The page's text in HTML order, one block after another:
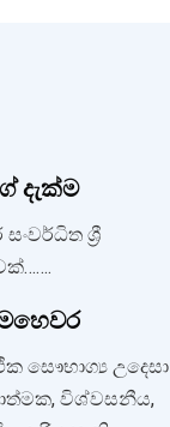
දැක්ම
ශ්‍රී
සෞභාග්‍ය උදෙසා
විශ්වසනීය,